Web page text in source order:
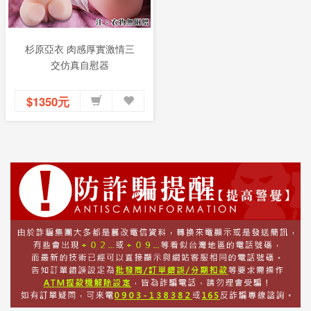
杉原亞衣 肉感厚實激情三
交仿真自慰器
$1350元